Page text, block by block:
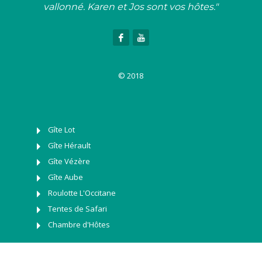
vallonné. Karen et Jos sont vos hôtes."
© 2018
Gîte Lot
Gîte Hérault
Gîte Vézère
Gîte Aube
Roulotte L'Occitane
Tentes de Safari
Chambre d'Hôtes